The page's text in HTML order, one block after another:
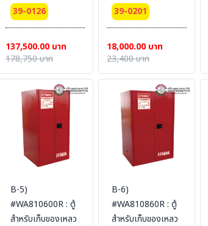
Cabinets 434 L 2
door (manual)
Ext dimension
165x150x86
SYSBEL (ไม่รวม
สายดิน)
39-0126
137,500.00 บาท
178,750 บาท
Combustible
Cabinets 15 L 1
Certification(CE)
Ext dimension
56x43x43
SYSBEL (ไม่รวม
สายดิน)
39-0201
18,000.00 บาท
23,400 บาท
B-5)
#WA810600R : ตู้
สำหรับเก็บของเหลว
B-6)
#WA810860R : ตู้
สำหรับเก็บของเหลว